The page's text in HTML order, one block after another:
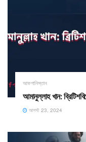
আফগানিস্তান
আমানুল্লাহ খান:
আগস্ট 23, 2024